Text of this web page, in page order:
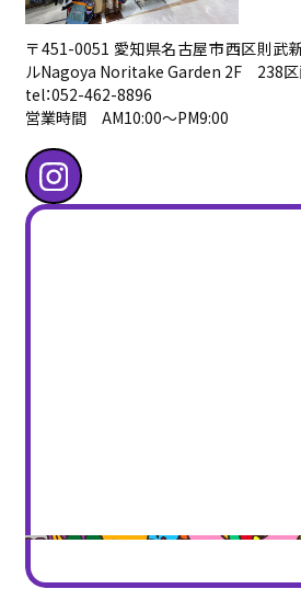
〒451-0051 愛知県名古屋市西区則
ルNagoya Noritake Garden 2F 238
tel：052-462-8896
営業時間 AM10:00〜PM9:00